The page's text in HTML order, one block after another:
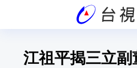
江祖平揭三立副